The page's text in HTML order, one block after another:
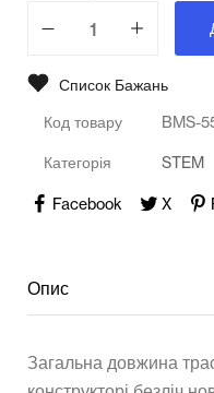
STEM
Список Бажань
Код товару BMS-
Категорія STEM
Facebook X
Опис
Загальна довжина